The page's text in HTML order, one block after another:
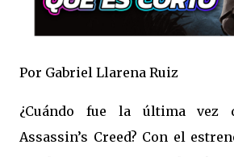
Por Gabriel Llarena Ruiz
¿Cuándo fue la última vez
Assassin’s Creed? Con el